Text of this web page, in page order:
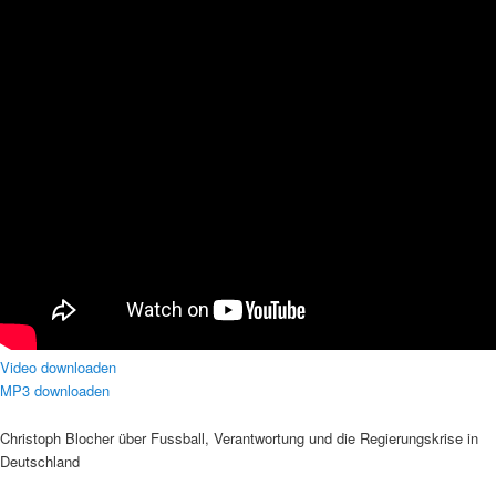
Video downloaden
MP3 downloaden
Christoph Blocher über Fussball, Verantwortung und die Regierungskrise in
Deutschland